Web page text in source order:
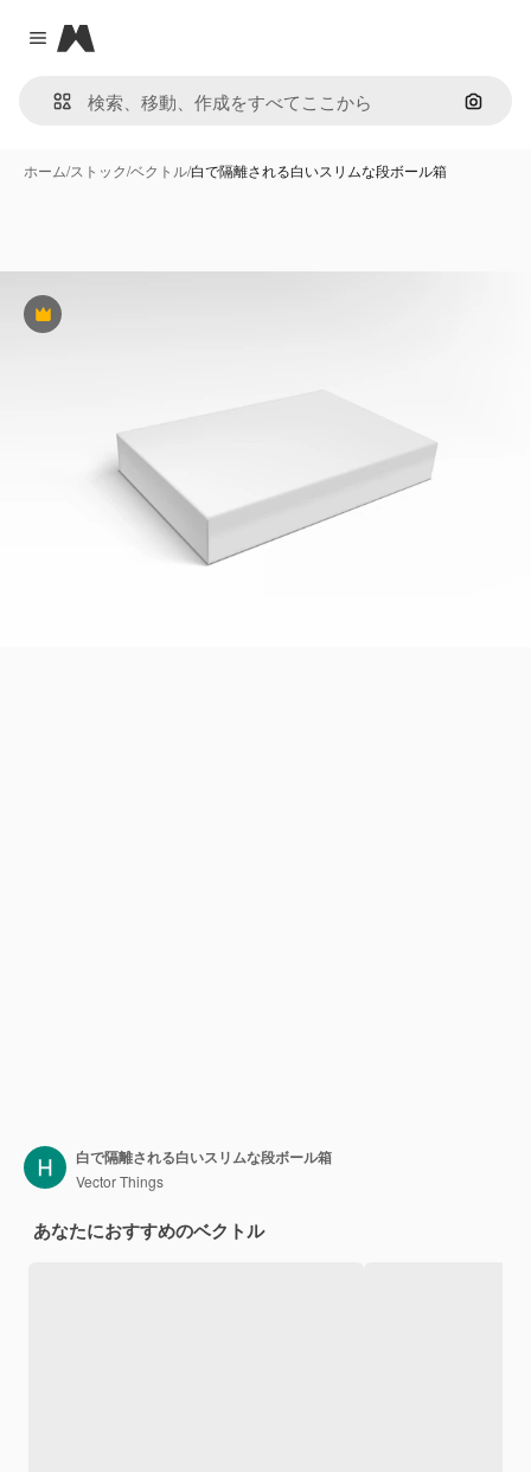
Close menu
Magnific
画像で
ホーム/ストック/ベクトル/白で隔離される白いスリムな段ボール箱
Premium
白で隔離される白いスリムな段ボール箱
Vector Things
あなたにおすすめのベクトル